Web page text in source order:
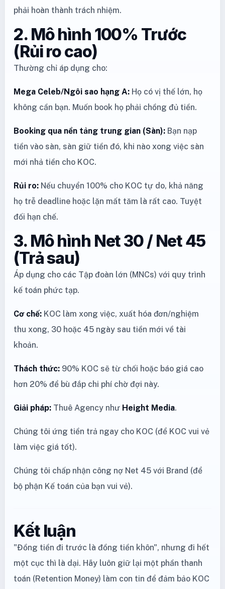
phải hoàn thành trách nhiệm.
2. Mô hình 100% Trước
(Rủi ro cao)
Thường chỉ áp dụng cho:
Mega Celeb/Ngôi sao hạng A: Họ có vị thế lớn, họ
không cần bạn. Muốn book họ phải chồng đủ tiền.
Booking qua nền tảng trung gian (Sàn): Bạn nạp
tiền vào sàn, sàn giữ tiền đó, khi nào xong việc sàn
mới nhả tiền cho KOC.
Rủi ro: Nếu chuyển 100% cho KOC tự do, khả năng
họ trễ deadline hoặc lặn mất tăm là rất cao. Tuyệt
đối hạn chế.
3. Mô hình Net 30 / Net 45
(Trả sau)
Áp dụng cho các Tập đoàn lớn (MNCs) với quy trình
kế toán phức tạp.
Cơ chế: KOC làm xong việc, xuất hóa đơn/nghiệm
thu xong, 30 hoặc 45 ngày sau tiền mới về tài
khoản.
Thách thức: 90% KOC sẽ từ chối hoặc báo giá cao
hơn 20% để bù đắp chi phí chờ đợi này.
Giải pháp: Thuê Agency như Height Media.
Chúng tôi ứng tiền trả ngay cho KOC (để KOC vui vẻ
làm việc giá tốt).
Chúng tôi chấp nhận công nợ Net 45 với Brand (để
bộ phận Kế toán của bạn vui vẻ).
Kết luận
"Đồng tiền đi trước là đồng tiền khôn", nhưng đi hết
một cục thì là dại. Hãy luôn giữ lại một phần thanh
toán (Retention Money) làm con tin để đảm bảo KOC